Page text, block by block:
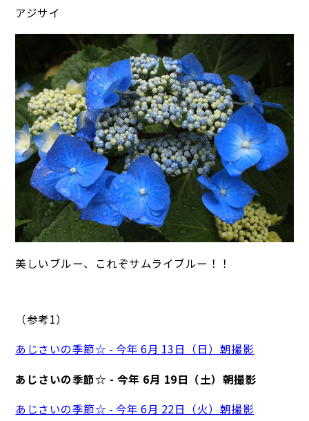
アジサイ
美しいブルー、これぞサムライブルー！！
（参考1）
あじさいの季節☆ - 今年 6月 13日（日）朝撮影
あじさいの季節☆ - 今年 6月 19日（土）朝撮影
あじさいの季節☆ - 今年 6月 22日（火）朝撮影